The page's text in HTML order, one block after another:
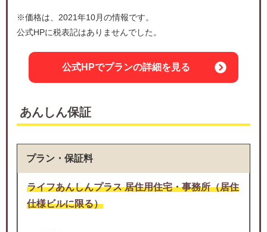
※価格は、2021年10月の情報です。
公式HPに税表記はありませんでした。
公式HPでプランの詳細を見る
あんしん保証
プラン・保証料
ライフあんしんプラス 居住用住宅・事務所（居住
仕様ビルに限る）